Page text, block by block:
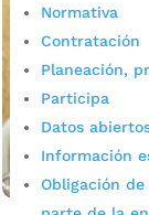
Normativa
Contratación
Planeación,
Participa
Datos
Información
Obligación